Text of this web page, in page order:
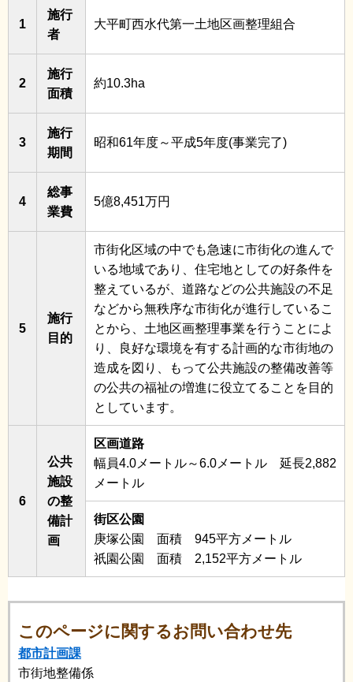
1
施行
者
大平町西水代第一土地区画整理組合
2
施行
面積
約10.3ha
3
施行
期間
昭和61年度～平成5年度(事業完了)
4
総事
業費
5億8,451万円
5
施行
目的
市街化区域の中でも急速に市街化の進んで
いる地域であり、住宅地としての好条件を
整えているが、道路などの公共施設の不足
などから無秩序な市街化が進行しているこ
とから、土地区画整理事業を行うことによ
り、良好な環境を有する計画的な市街地の
造成を図り、もって公共施設の整備改善等
の公共の福祉の増進に役立てることを目的
としています。
6
公共
施設
の整
備計
画
区画道路
幅員4.0メートル～6.0メートル 延長2,882
メートル
街区公園
庚塚公園 面積 945平方メートル
祇園公園 面積 2,152平方メートル
このページに関するお問い合わせ先
都市計画課
市街地整備係